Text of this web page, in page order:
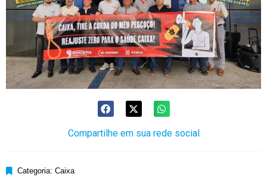
Compartilhe em sua rede social
Categoria: Caixa